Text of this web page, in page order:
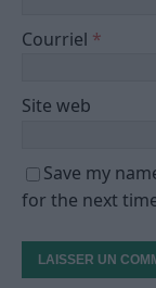
Courriel *
Site web
Save my
for the next